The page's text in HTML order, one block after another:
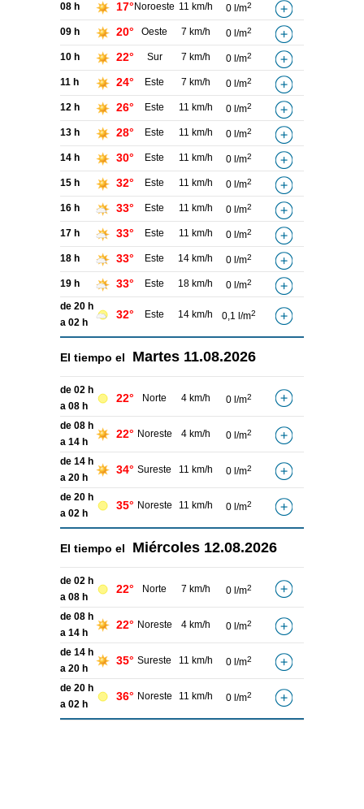
08 h 17° Noroeste 11 km/h 0 l/m2
09 h 20° Oeste 7 km/h 0 l/m2
10 h 22° Sur 7 km/h 0 l/m2
11 h 24° Este 7 km/h 0 l/m2
12 h 26° Este 11 km/h 0 l/m2
13 h 28° Este 11 km/h 0 l/m2
14 h 30° Este 11 km/h 0 l/m2
15 h 32° Este 11 km/h 0 l/m2
16 h 33° Este 11 km/h 0 l/m2
17 h 33° Este 11 km/h 0 l/m2
18 h 33° Este 14 km/h 0 l/m2
19 h 33° Este 18 km/h 0 l/m2
de 20 h
a 02 h
32° Este 14 km/h 0,1 l/m2
El tiempo el Martes 11.08.2026
de 02 h
a 08 h
22° Norte 4 km/h 0 l/m2
de 08 h
a 14 h
22° Noreste 4 km/h 0 l/m2
de 14 h
a 20 h
34° Sureste 11 km/h 0 l/m2
de 20 h
a 02 h
35° Noreste 11 km/h 0 l/m2
El tiempo el Miércoles 12.08.2026
de 02 h
a 08 h
22° Norte 7 km/h 0 l/m2
de 08 h
a 14 h
22° Noreste 4 km/h 0 l/m2
de 14 h
a 20 h
35° Sureste 11 km/h 0 l/m2
de 20 h
a 02 h
36° Noreste 11 km/h 0 l/m2